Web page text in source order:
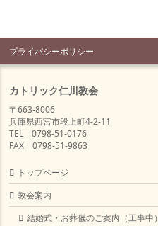
プライバシーポリシー
カトリック仁川教会
〒663-8006
兵庫県西宮市段上町4-2-11
TEL 0798-51-0176
FAX 0798-51-9863
トップページ
教会案内
結婚式・お葬儀のご案内（工事中）